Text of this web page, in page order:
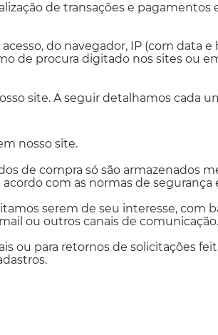
de transações e pagamentos
do navegador, IP (com data e
de procura digitado nos sites ou
site. A seguir detalhamos cada
nosso site.
de compra só são armazenados
com as normas de segurança
serem de seu interesse, com
ou outros canais de comunicação.
ou para retornos de solicitações